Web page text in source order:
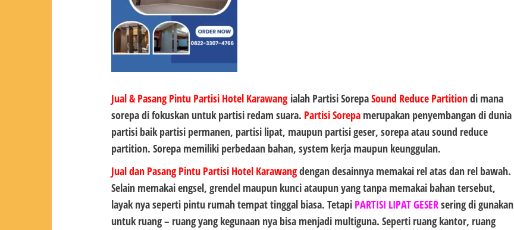
Jual & Pasang Pintu Partisi Hotel Karawangialah Partisi SorepaSound Reduce Partitiondi mana
sorepa di fokuskan untuk partisi redam suara. Partisi Sorepamerupakan penyembangan di dunia
partisi baik partisi permanen, partisi lipat, maupun partisi geser, sorepa atau sound reduce
partition. Sorepa memiliki perbedaan bahan, system kerja maupun keunggulan.
Jual dan Pasang Pintu Partisi Hotel Karawangdengan desainnya memakai rel atas dan rel bawah.
Selain memakai engsel, grendel maupun kunci ataupun yang tanpa memakai bahan tersebut,
layak nya seperti pintu rumah tempat tinggal biasa. Tetapi PARTISI LIPAT GESERsering di gunakan
untuk ruang – ruang yang kegunaan nya bisa menjadi multiguna. Seperti ruang kantor, ruang